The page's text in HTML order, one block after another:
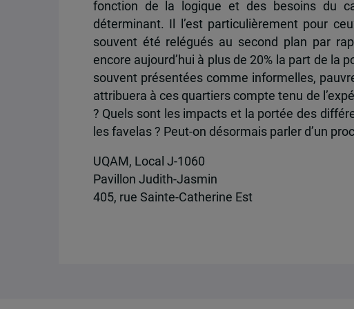
fonction de la logique et des besoins du
déterminant. Il l’est particulièrement pour
souvent été relégués au second plan par
encore aujourd’hui à plus de 20% la part de la
souvent présentées comme informelles,
attribuera à ces quartiers compte tenu de
? Quels sont les impacts et la portée des
les favelas ? Peut-on désormais parler d’un
UQAM, Local J-1060
Pavillon Judith-Jasmin
405, rue Sainte-Catherine Est